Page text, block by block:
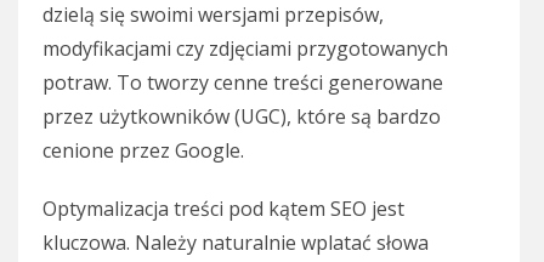
dzielą się swoimi wersjami przepisów,
modyfikacjami czy zdjęciami przygotowanych
potraw. To tworzy cenne treści generowane
przez użytkowników (UGC), które są bardzo
cenione przez Google.
Optymalizacja treści pod kątem SEO jest
kluczowa. Należy naturalnie wplatać słowa